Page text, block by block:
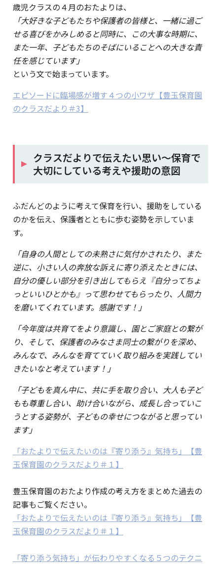
歳児クラスの４月のおたよりは、
「大好きな子どもたちや保護者の皆様と、一緒に過ご
せる喜びをかみしめると同時に、この大事な時期に、
また一年、子どもたちのそばにいることへの大きな責
任を感じています」
という文で始まっています。
エピソードに臨場感が増す４つの小ワザ【豊玉保育園
のクラスだより＃3】
クラスだよりで伝えたい思い～保育で
大切にしている考えや援助の意図
ふだんどのように考えて保育を行い、援助をしている
のかを伝え、保護者とともに歩む姿勢を示していま
す。
「自身の人間としての未熟さに気付かされたり、また
逆に、小さい人の奔放な訴えに寄り添えたときには、
自分の優しい部分を引き出してもらえ『自分ってちょ
っといいひとかも』って思わせてもらったり、人間力
を磨いてくれています。感謝です！」
「今年度は共育てをより意識し、園とご家庭との繋が
り、そして、保護者のみなさま同士の繋がりを深め、
みんなで、みんなを育てていく取り組みを実践してい
きたいなと考えています！」
「子どもを真ん中に、共に手を取り合い、大人も子ど
もも尊重し合い、助け合いながら、成長し合っていこ
うとする姿勢が、子どもの幸せにつながると思ってい
ます」
「おたよりで伝えたいのは『寄り添う』気持ち」【豊
玉保育園のクラスだより＃１】
豊玉保育園のおたより作成の考え方をまとめた過去の
記事もご覧ください。
「おたよりで伝えたいのは『寄り添う』気持ち」【豊
玉保育園のクラスだより＃１】
「寄り添う気持ち」が伝わりやすくなる５つのテクニ